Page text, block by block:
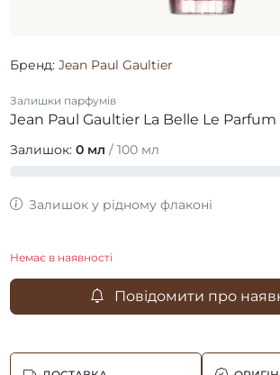
Бренд: Jean Paul Gaultier
Залишки парфумів
Jean Paul Gaultier La Belle Le Parfum
Залишок: 0 мл / 100 мл
Залишок у рідному флаконі
Немає в наявності
Повідомити про